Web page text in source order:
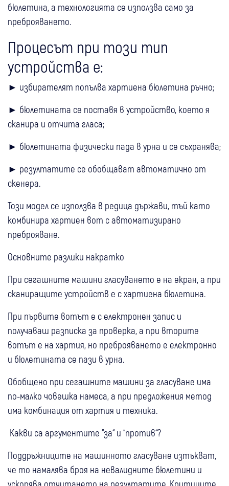
бюлетина, а технологията се използва само за
преброяването.
Процесът при този тип
устройства е:
► избирателят попълва хартиена бюлетина ръчно;
► бюлетината се поставя в устройство, което я
сканира и отчита гласа;
► бюлетината физически пада в урна и се съхранява;
► резултатите се обобщават автоматично от
скенера.
Този модел се използва в редица държави, тъй като
комбинира хартиен вот с автоматизирано
преброяване.
Основните разлики накратко
При сегашните машини гласуването е на екран, а при
сканиращите устройств е с хартиена бюлетина.
При първите вотът е с електронен запис и
получаваш разписка за проверка, а при вторите
вотът е на хартия, но преброяването е електронно
и бюлетината се пази в урна.
Обобщено при сегашните машини за гласуване има
по-малко човешка намеса, а при предложения метод
има комбинация от хартия и техника.
Какви са аргументите “за“ и “против“?
Поддръжниците на машинното гласуване изтъкват,
че то намалява броя на невалидните бюлетини и
ускорява отчитането на резултатите. Критиците